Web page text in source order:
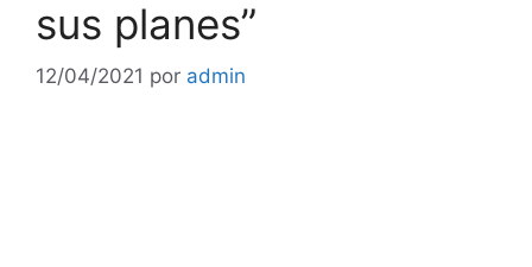
sus planes”
12/04/2021 por admin